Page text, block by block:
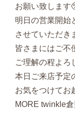
お願い致します
明日の営業開始
させていただき
皆さまにはご不
ご理解の程よ
本日ご来店予定
お気をつけてお
MORE twinkle